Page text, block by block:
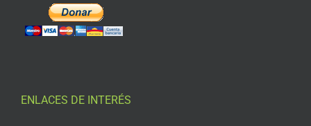
ENLACES DE INTERÉS